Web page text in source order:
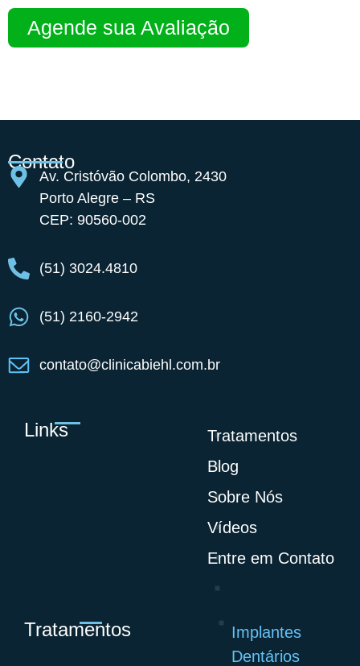
Agende sua Avaliação
Contato
Av. Cristóvão Colombo, 2430
Porto Alegre – RS
CEP: 90560-002
(51) 3024.4810
(51) 2160-2942
contato@clinicabiehl.com.br
Links
Tratamentos
Blog
Sobre Nós
Vídeos
Entre em Contato
Tratamentos
Implantes
Dentários